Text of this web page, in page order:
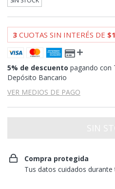
3 CUOTAS SIN INTERÉS DE
5% de descuento pagando con
Depósito Bancario
VER MEDIOS DE PAGO
Compra protegida
Tus datos cuidados